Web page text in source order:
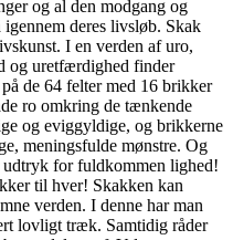
og al den modgang og
deres livsløb. Skak
I en verden af uro,
og uretfærdighed finder
de 64 felter med 16 brikker
ro omkring de tænkende
og eviggyldige, og brikkerne
meningsfulde mønstre. Og
for fuldkommen lighed!
til hver! Skakken kan
verden. I denne har man
lovligt træk. Samtidig råder